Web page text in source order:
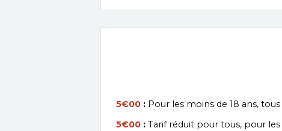
5€00 : Pour les moins de 18 ans,
5€00 : Tarif réduit pour tous, pour